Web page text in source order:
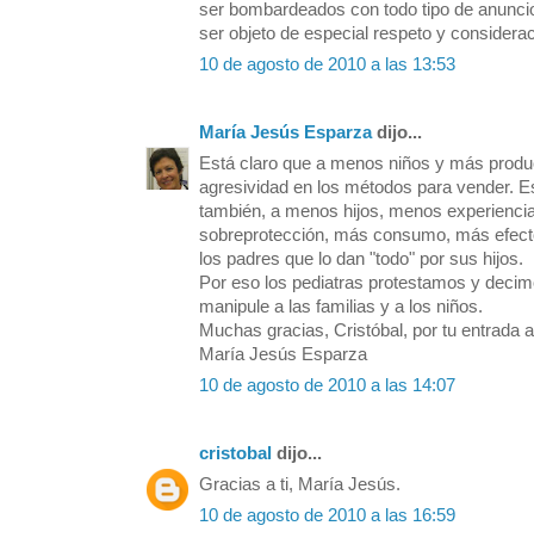
ser bombardeados con todo tipo de
ser objeto de especial respeto y
10 de agosto de 2010 a las 13:53
María Jesús Esparzadijo...
Está claro que a menos niños y más
agresividad en los métodos para vender.
también, a menos hijos, menos
sobreprotección, más consumo, más
los padres que lo dan "todo" por sus hijos.
Por eso los pediatras protestamos y
manipule a las familias y a los niños.
Muchas gracias, Cristóbal, por tu entrada
María Jesús Esparza
10 de agosto de 2010 a las 14:07
cristobal dijo...
Gracias a ti, María Jesús.
10 de agosto de 2010 a las 16:59